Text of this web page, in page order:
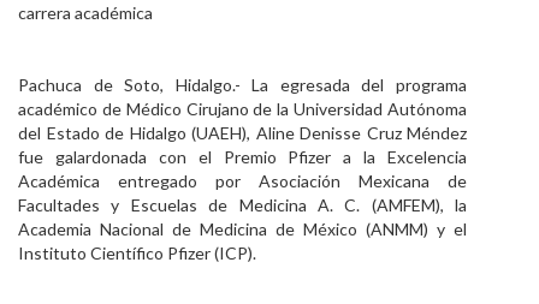
Personal
Alumni
Visitantes
carrera académica
Pachuca de Soto, Hidalgo.- La egresada del programa
académico de Médico Cirujano de la Universidad Autónoma
del Estado de Hidalgo (UAEH), Aline Denisse Cruz Méndez
fue galardonada con el Premio Pfizer a la Excelencia
Académica entregado por Asociación Mexicana de
Facultades y Escuelas de Medicina A. C. (AMFEM), la
Academia Nacional de Medicina de México (ANMM) y el
Instituto Científico Pfizer (ICP).